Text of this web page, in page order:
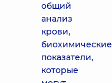
общий
анализ
крови,
биохимические
показатели,
которые